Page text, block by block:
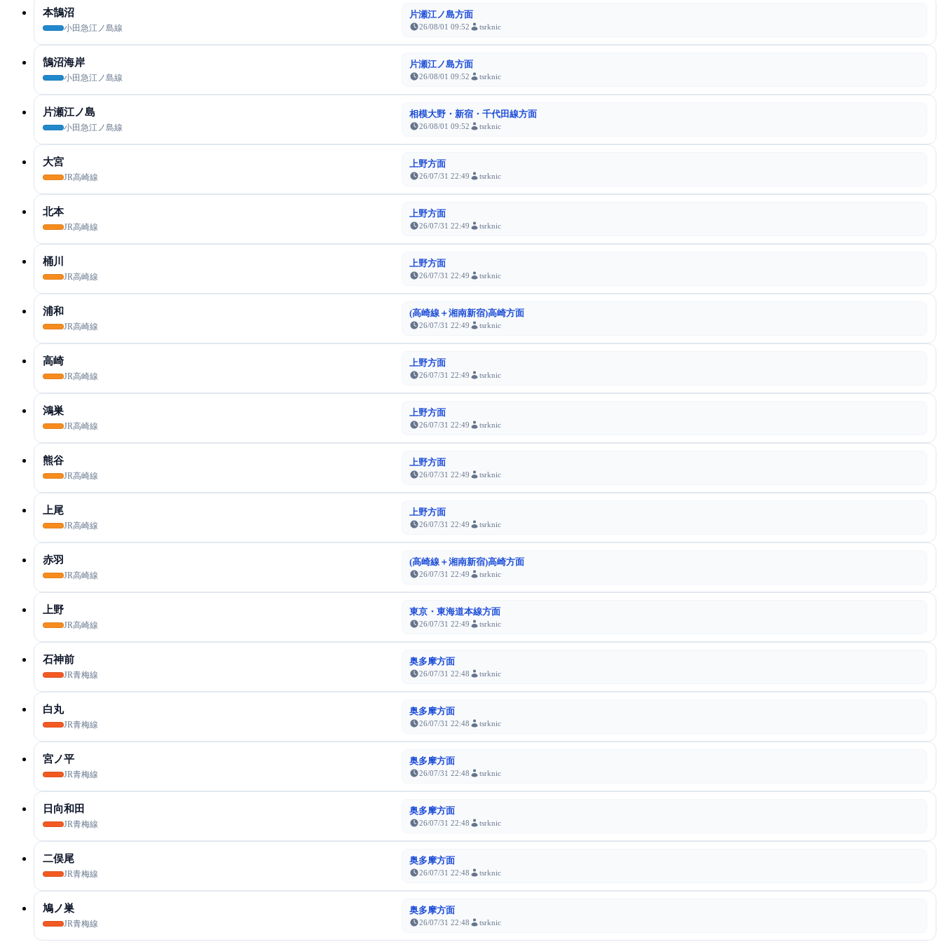
本鵠沼
小田急江ノ島線
片瀬江ノ島方面
26/08/01 09:52 tsrknic
鵠沼海岸
小田急江ノ島線
片瀬江ノ島方面
26/08/01 09:52 tsrknic
片瀬江ノ島
小田急江ノ島線
相模大野・新宿・千代田線方面
26/08/01 09:52 tsrknic
大宮
JR高崎線
上野方面
26/07/31 22:49 tsrknic
北本
JR高崎線
上野方面
26/07/31 22:49 tsrknic
桶川
JR高崎線
上野方面
26/07/31 22:49 tsrknic
浦和
JR高崎線
(高崎線＋湘南新宿)高崎方面
26/07/31 22:49 tsrknic
高崎
JR高崎線
上野方面
26/07/31 22:49 tsrknic
鴻巣
JR高崎線
上野方面
26/07/31 22:49 tsrknic
熊谷
JR高崎線
上野方面
26/07/31 22:49 tsrknic
上尾
JR高崎線
上野方面
26/07/31 22:49 tsrknic
赤羽
JR高崎線
(高崎線＋湘南新宿)高崎方面
26/07/31 22:49 tsrknic
上野
JR高崎線
東京・東海道本線方面
26/07/31 22:49 tsrknic
石神前
JR青梅線
奥多摩方面
26/07/31 22:48 tsrknic
白丸
JR青梅線
奥多摩方面
26/07/31 22:48 tsrknic
宮ノ平
JR青梅線
奥多摩方面
26/07/31 22:48 tsrknic
日向和田
JR青梅線
奥多摩方面
26/07/31 22:48 tsrknic
二俣尾
JR青梅線
奥多摩方面
26/07/31 22:48 tsrknic
鳩ノ巣
JR青梅線
奥多摩方面
26/07/31 22:48 tsrknic